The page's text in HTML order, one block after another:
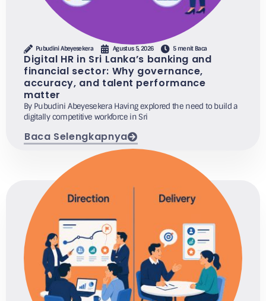
Pubudini Abeyesekera Agustus 5, 2026 5 menit Baca
Digital HR in Sri Lanka’s banking and
financial sector: Why governance,
accuracy, and talent performance
matter
By Pubudini Abeyesekera Having explored the need to build a
digitally competitive workforce in Sri
Baca Selengkapnya